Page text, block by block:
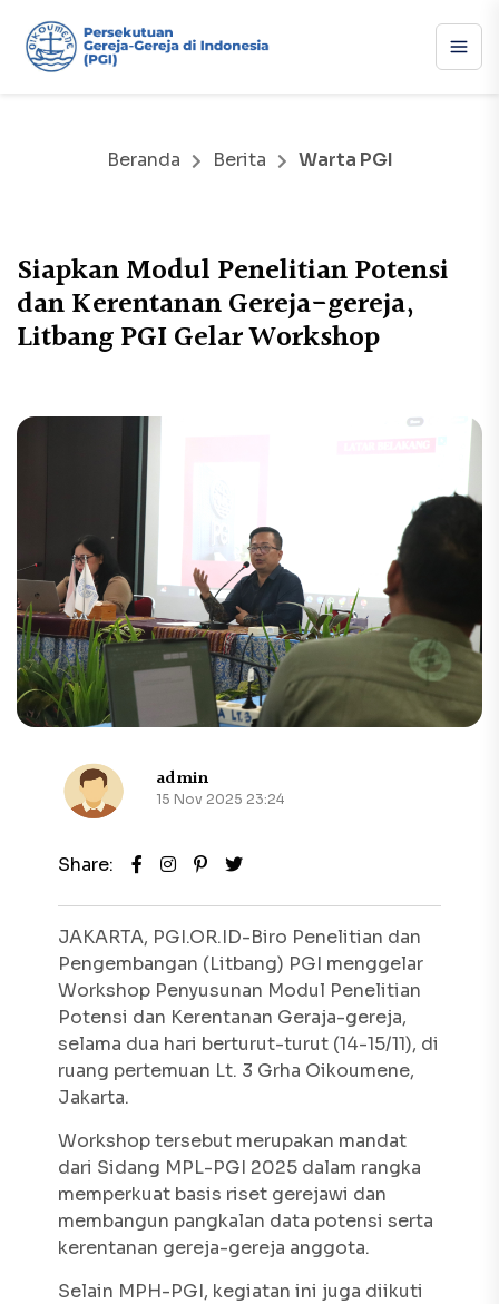
Beranda Berita Warta PGI
Siapkan Modul Penelitian Potensi
dan Kerentanan Gereja-gereja,
Litbang PGI Gelar Workshop
admin
15 Nov 2025 23:24
Share:
JAKARTA, PGI.OR.ID-Biro Penelitian dan
Pengembangan (Litbang) PGI menggelar
Workshop Penyusunan Modul Penelitian
Potensi dan Kerentanan Geraja-gereja,
selama dua hari berturut-turut (14-15/11), di
ruang pertemuan Lt. 3 Grha Oikoumene,
Jakarta.
Workshop tersebut merupakan mandat
dari Sidang MPL-PGI 2025 dalam rangka
memperkuat basis riset gerejawi dan
membangun pangkalan data potensi serta
kerentanan gereja-gereja anggota.
Selain MPH-PGI, kegiatan ini juga diikuti